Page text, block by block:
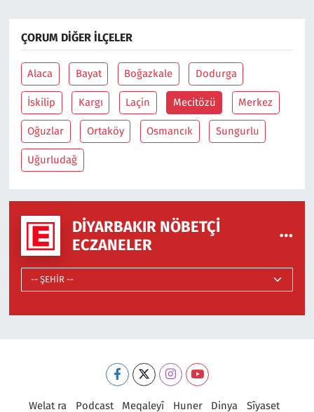
ÇORUM DIĞER İLÇELER
Alaca Bayat Boğazkale Dodurga
İskilip Kargı Laçin Mecitözü Merkez
Oğuzlar Ortaköy Osmancık Sungurlu
Uğurludağ
DIYARBAKIR NÖBETÇI
ECZANELER
Welat ra Podcast Meqaleyî Huner Dinya
Sîyaset